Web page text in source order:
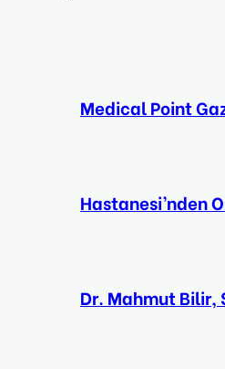
Medical Point
Hastanesi’nden
Dr. Mahmut Bilir,